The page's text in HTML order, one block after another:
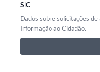
SIC
Dados sobre solicitações
Informação ao Cidadão.